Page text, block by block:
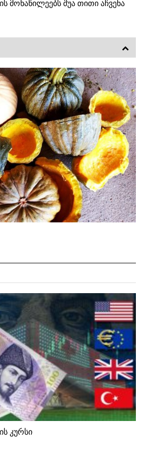
მონაწილეებს შუა თითი აჩვენა
კურსი